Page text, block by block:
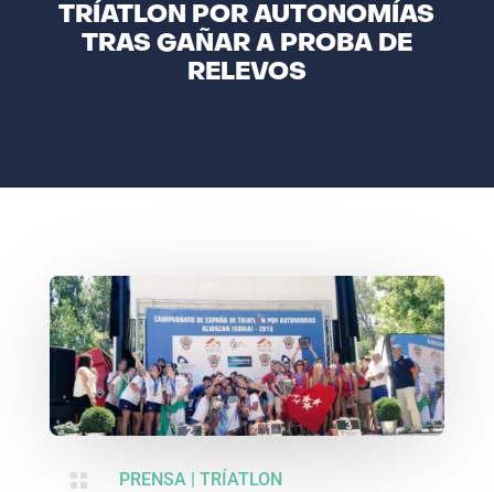
TRÍATLON POR AUTONOMÍAS
TRAS GAÑAR A PROBA DE
RELEVOS
 PRENSA| TRÍATLON